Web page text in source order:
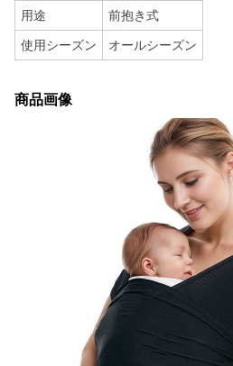
用途 前抱き式
使用シーズン オールシーズン
商品画像